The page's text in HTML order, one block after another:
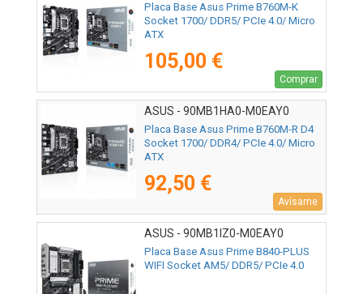
Placa Base Asus Prime B760M-K
Socket 1700/ DDR5/ PCIe 4.0/ Micro
ATX
105,00 €
Comprar
ASUS - 90MB1HA0-M0EAY0
Placa Base Asus Prime B760M-R D4
Socket 1700/ DDR4/ PCIe 4.0/ Micro
ATX
92,50 €
Avísame
ASUS - 90MB1IZ0-M0EAY0
Placa Base Asus Prime B840-PLUS
WIFI Socket AM5/ DDR5/ PCIe 4.0